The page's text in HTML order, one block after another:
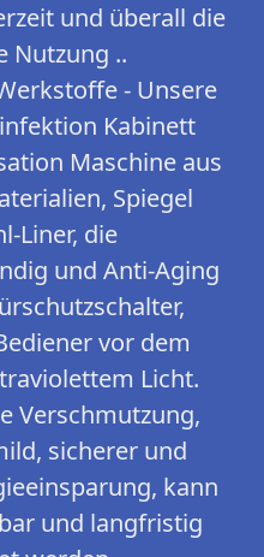
und überall die
Nutzung ..
- Unsere
Kabinett
Maschine aus
Spiegel
Liner, die
und Anti-Aging
vor dem
Licht.
Verschmutzung,
sicherer und
kann
und langfristig